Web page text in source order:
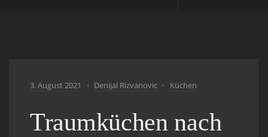
3. August 2021 Denijal Rizvanovic Küchen
Traumküchen nach